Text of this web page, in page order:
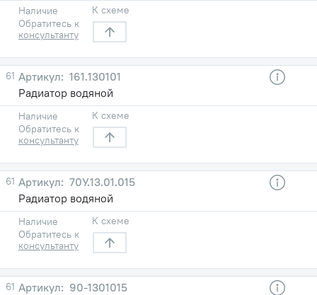
Наличие
Обратитесь к
консультанту
К схеме
61
161.130101
Радиатор водяной
Наличие
Обратитесь к
консультанту
К схеме
61
70У.13.01.015
Радиатор водяной
Наличие
Обратитесь к
консультанту
К схеме
61
90-1301015